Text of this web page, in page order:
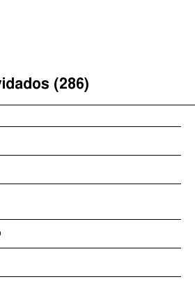
Impositiva
الجباية
Justice Sociale
Diaries
India Decoded
Anfitriãs e Convidados (286)
Dicionário
Procurar
(286)